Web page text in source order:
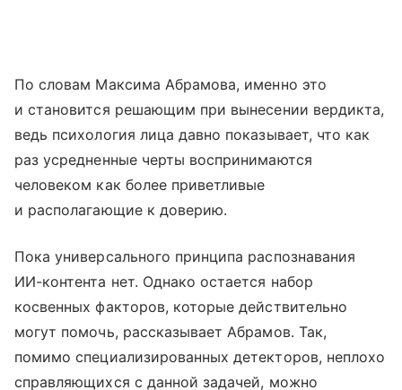
По словам Максима Абрамова, именно это
и становится решающим при вынесении вердикта,
ведь психология лица давно показывает, что как
раз усредненные черты воспринимаются
человеком как более приветливые
и располагающие к доверию.
Пока универсального принципа распознавания
ИИ-контента нет. Однако остается набор
косвенных факторов, которые действительно
могут помочь, рассказывает Абрамов. Так,
помимо специализированных детекторов, неплохо
справляющихся с данной задачей, можно